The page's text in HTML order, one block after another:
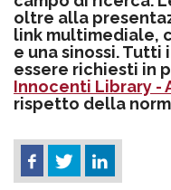
oltre alla
link multimediale,
e una sinossi.
essere richiesti in
Innocenti Library -
rispetto della